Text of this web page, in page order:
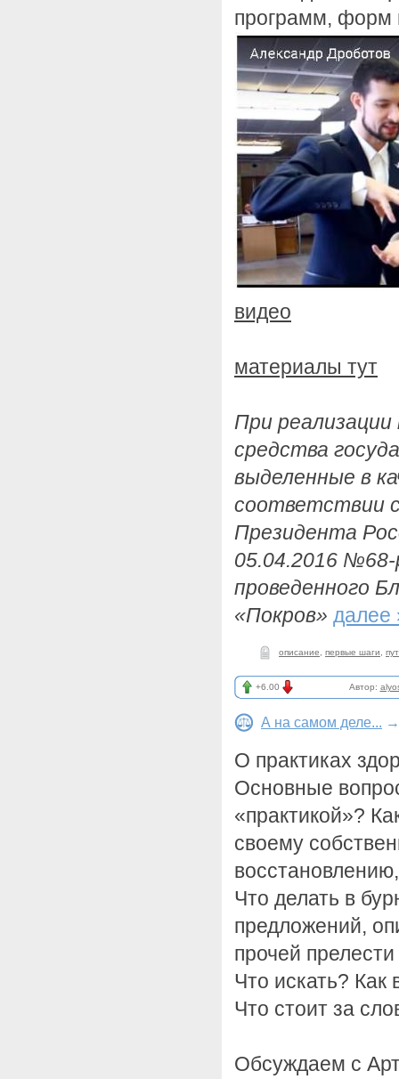
программ, форм
видео
материалы тут
При
средства
выделенные в
соответствии
Президента
05.04.2016 №68-
проведенного
«Покров» далее
описание первые шаги
+6.00 Автор:
А на самом деле...
О практиках
Основные
«практикой»?
своему
Что делать в
предложений,
прочей
Что искать? Как
Что стоит за
Обсуждаем с